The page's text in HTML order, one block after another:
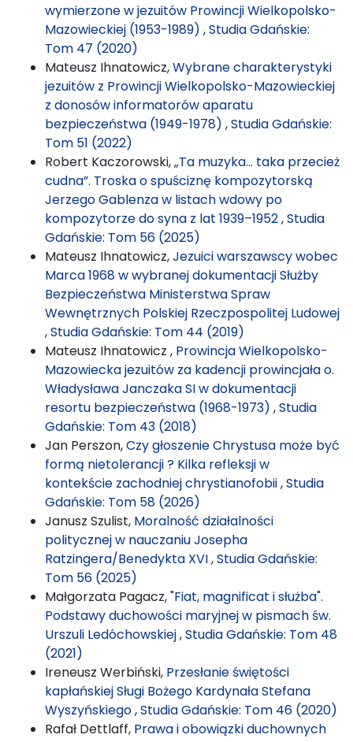
wymierzone w jezuitów Prowincji Wielkopolsko-
Mazowieckiej (1953-1989) ,Studia Gdańskie:
Tom 47 (2020)
Mateusz Ihnatowicz,Wybrane charakterystyki
jezuitów z Prowincji Wielkopolsko-Mazowieckiej
z donosów informatorów aparatu
bezpieczeństwa (1949-1978) ,Studia Gdańskie:
Tom 51 (2022)
Robert Kaczorowski,„Ta muzyka… taka przecież
cudna”. Troska o spuściznę kompozytorską
Jerzego Gablenza w listach wdowy po
kompozytorze do syna z lat 1939–1952,Studia
Gdańskie: Tom 56 (2025)
Mateusz Ihnatowicz,Jezuici warszawscy wobec
Marca 1968 w wybranej dokumentacji Służby
Bezpieczeństwa Ministerstwa Spraw
Wewnętrznych Polskiej Rzeczpospolitej Ludowej
,Studia Gdańskie: Tom 44 (2019)
Mateusz Ihnatowicz , Prowincja Wielkopolsko-
Mazowiecka jezuitów za kadencji prowincjała o.
Władysława Janczaka SI w dokumentacji
resortu bezpieczeństwa (1968-1973) ,Studia
Gdańskie: Tom 43 (2018)
Jan Perszon,Czy głoszenie Chrystusa może być
formą nietolerancji ? Kilka refleksji w
kontekście zachodniej chrystianofobii,Studia
Gdańskie: Tom 58 (2026)
Janusz Szulist, Moralność działalności
politycznej w nauczaniu Josepha
Ratzingera/Benedykta XVI,Studia Gdańskie:
Tom 56 (2025)
Małgorzata Pagacz,"Fiat, magnificat i służba".
Podstawy duchowości maryjnej w pismach św.
Urszuli Ledóchowskiej,Studia Gdańskie: Tom 48
(2021)
Ireneusz Werbiński, Przesłanie świętości
kapłańskiej Sługi Bożego Kardynała Stefana
Wyszyńskiego,Studia Gdańskie: Tom 46 (2020)
Rafał Dettlaff, Prawa i obowiązki duchownych